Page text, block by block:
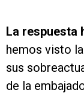
La respuesta
hemos visto
sus
de la